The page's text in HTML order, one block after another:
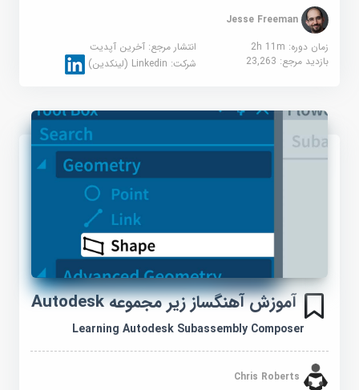
Jesse Freeman
زمان دوره: 2h 11m
انتشار مرجع:آخرین آپدیت
بازدید مرجع:23,263 شرکت:Linkedin (لینکدین)
آموزش آهنگساز زیر مجموعه Autodesk
Learning Autodesk Subassembly Composer
Chris Roberts